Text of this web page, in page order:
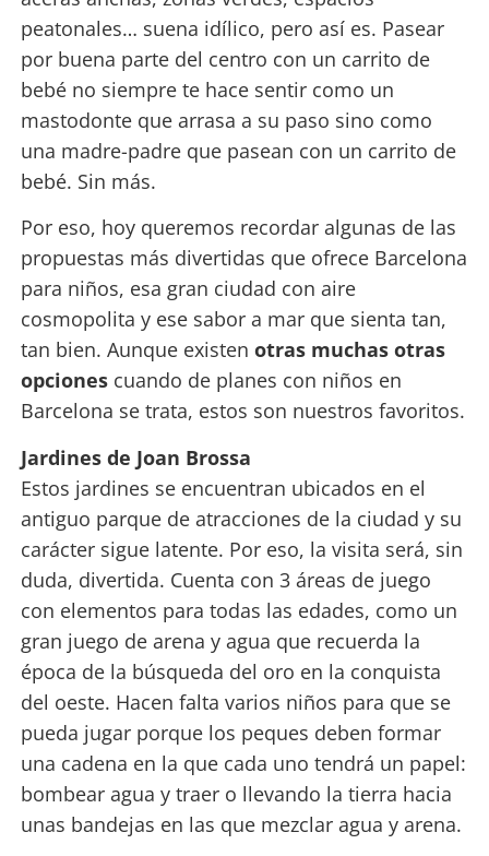
peatonales… suena idílico, pero así es. Pasear
por buena parte del centro con un carrito de
bebé no siempre te hace sentir como un
mastodonte que arrasa a su paso sino como
una madre-padre que pasean con un carrito de
bebé. Sin más.
Por eso, hoy queremos recordar algunas de las
propuestas más divertidas que ofrece Barcelona
para niños, esa gran ciudad con aire
cosmopolita y ese sabor a mar que sienta tan,
tan bien. Aunque existen otras muchas otras
opcionescuando de planes con niños en
Barcelona se trata, estos son nuestros favoritos.
Jardines de Joan Brossa
Estos jardines se encuentran ubicados en el
antiguo parque de atracciones de la ciudad y su
carácter sigue latente. Por eso, la visita será, sin
duda, divertida. Cuenta con 3 áreas de juego
con elementos para todas las edades, como un
gran juego de arena y agua que recuerda la
época de la búsqueda del oro en la conquista
del oeste. Hacen falta varios niños para que se
pueda jugar porque los peques deben formar
una cadena en la que cada uno tendrá un papel:
bombear agua y traer o llevando la tierra hacia
unas bandejas en las que mezclar agua y arena.